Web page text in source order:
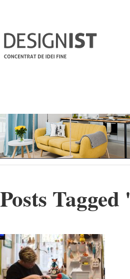
Posts Tagged '